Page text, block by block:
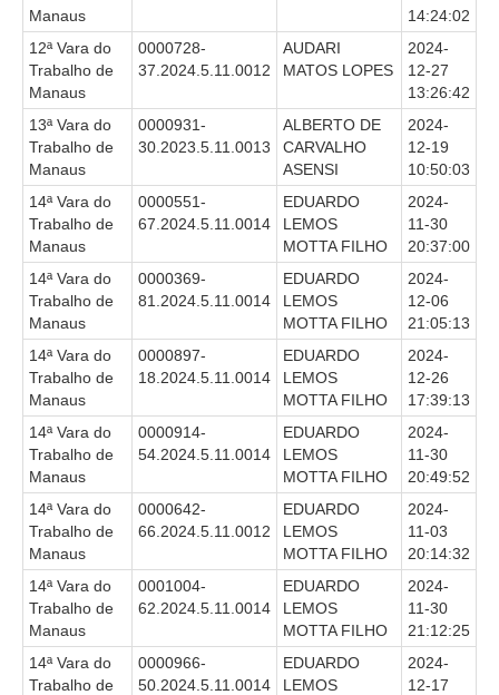
Suspensão e Prorrogação de Prazos
Busca Geral
Portal de Doações do TRT11
Estatísticas
Pesquisa de metas Nacionais
Acessibilidade
Editais de Credenciamento
Pontos de Inclusão Digital
Monitoramento do Serviços de TIC
Conexão Inclusiva
Inscrições
Informe de Rendimentos - 2026
Notícias
Todas as Notícias
Buscar Notícias
Comunicados
Campanhas
Galeria de Fotos
Manaus
14:24:02
12ª Vara do
Trabalho de
Manaus
0000728-
37.2024.5.11.0012
AUDARI
MATOS LOPES
2024-
12-27
13:26:42
13ª Vara do
Trabalho de
Manaus
0000931-
30.2023.5.11.0013
ALBERTO DE
CARVALHO
ASENSI
2024-
12-19
10:50:03
14ª Vara do
Trabalho de
Manaus
0000551-
67.2024.5.11.0014
EDUARDO
LEMOS
MOTTA FILHO
2024-
11-30
20:37:00
14ª Vara do
Trabalho de
Manaus
0000369-
81.2024.5.11.0014
EDUARDO
LEMOS
MOTTA FILHO
2024-
12-06
21:05:13
14ª Vara do
Trabalho de
Manaus
0000897-
18.2024.5.11.0014
EDUARDO
LEMOS
MOTTA FILHO
2024-
12-26
17:39:13
14ª Vara do
Trabalho de
Manaus
0000914-
54.2024.5.11.0014
EDUARDO
LEMOS
MOTTA FILHO
2024-
11-30
20:49:52
14ª Vara do
Trabalho de
Manaus
0000642-
66.2024.5.11.0012
EDUARDO
LEMOS
MOTTA FILHO
2024-
11-03
20:14:32
14ª Vara do
Trabalho de
Manaus
0001004-
62.2024.5.11.0014
EDUARDO
LEMOS
MOTTA FILHO
2024-
11-30
21:12:25
14ª Vara do
Trabalho de
0000966-
50.2024.5.11.0014
EDUARDO
LEMOS
2024-
12-17